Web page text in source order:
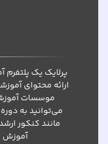
پرلایک یک
ارائه محتوای
موسسات
می‌توانید به
مانند کنکور
آموزش